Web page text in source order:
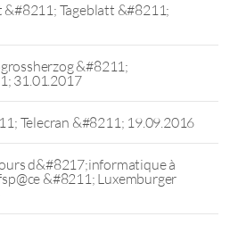
&#8211; Tageblatt &#8211;
&#8211;
31.01.2017
Telecran &#8211; 19.09.2016
d&#8217;informatique à
&#8211; Luxemburger